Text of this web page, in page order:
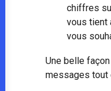
chiffres
vous tient
vous
Une belle
messages tout